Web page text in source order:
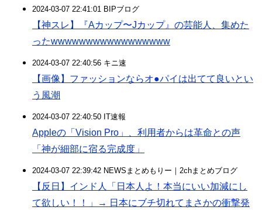
2024-03-07 22:41:01 BIPブログ
【神スレ】『Aカップ〜Jカップ』の芸能人、集めた
ったwwwwwwwwwwwwwwwww
2024-03-07 22:40:56 キニ速
【画像】ファッションならオ●パイは出てて良いとい
う風潮
2024-03-07 22:40:50 IT速報
Appleの「Vision Pro」、利用者からは革命との声
「神が細部に宿る完成度」
2024-03-07 22:39:42 NEWSまとめもりー｜2chまとめブログ
【反日】インド人「日本人よ！本当にいい加減にし
て欲しい！！」→ 日本にブチ切れてまさかの衝撃発